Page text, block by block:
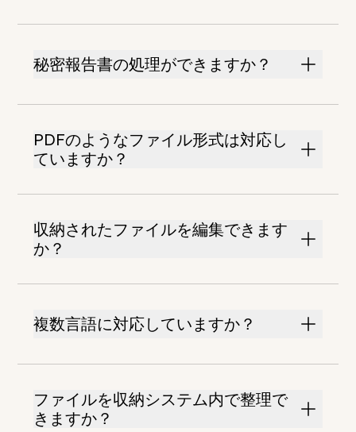
秘密報告書の処理ができますか？
PDFのようなファイル形式は対応し
ていますか？
収納されたファイルを編集できます
か？
複数言語に対応していますか？
ファイルを収納システム内で整理で
きますか？